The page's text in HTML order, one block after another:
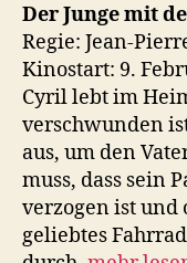
Der Junge mit
Regie: Jean-
Kinostart: 9.
Cyril lebt im
verschwunden
aus, um den
muss, dass sein
verzogen ist und
geliebtes